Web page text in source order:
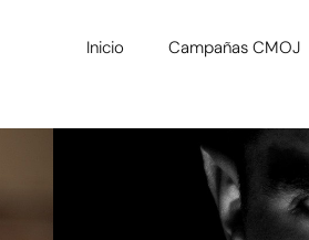
Inicio Campañas CMOJ